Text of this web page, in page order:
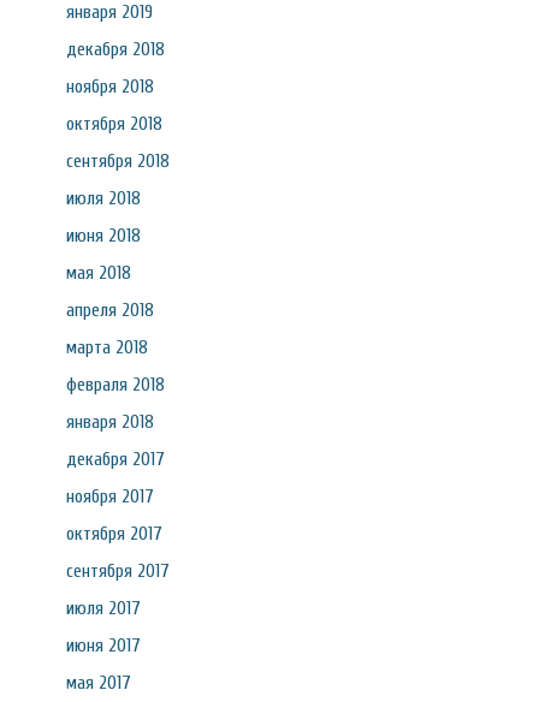
января 2019
декабря 2018
ноября 2018
октября 2018
сентября 2018
июля 2018
июня 2018
мая 2018
апреля 2018
марта 2018
февраля 2018
января 2018
декабря 2017
ноября 2017
октября 2017
сентября 2017
июля 2017
июня 2017
мая 2017